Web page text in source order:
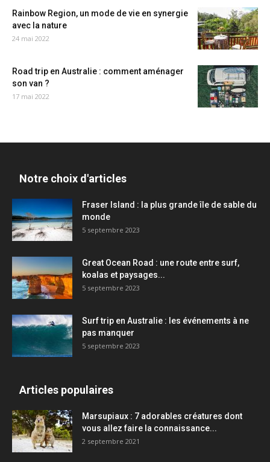
Rainbow Region, un mode de vie en synergie
avec la nature
24 mai 2022
Road trip en Australie : comment aménager
son van ?
17 mai 2022
Notre choix d'articles
Fraser Island : la plus grande île de sable du
monde
5 septembre 2023
Great Ocean Road : une route entre surf,
koalas et paysages...
5 septembre 2023
Surf trip en Australie : les événements à ne
pas manquer
5 septembre 2023
Articles populaires
Marsupiaux : 7 adorables créatures dont
vous allez faire la connaissance...
2 septembre 2021